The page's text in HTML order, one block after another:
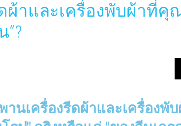
าและเครื่องพับผ้าที่คุ
านเครื่องรีดผ้าและเครื่องพั